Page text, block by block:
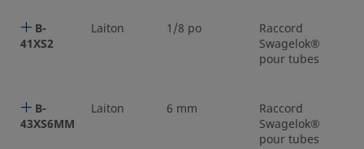
B-
41XS2
Laiton 1/8 po
Raccord
Swagelok®
pour tubes
B-
43XS6MM
Laiton 6 mm
Raccord
Swagelok®
pour tubes